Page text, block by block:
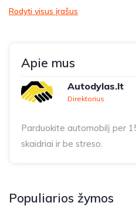
Rodyti visus įrašus
Apie mus
Autodylas.lt
Direktorius
Parduokite automobilį per
skaidriai ir be streso.
Populiarios žymos